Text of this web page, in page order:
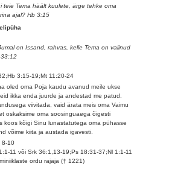
teie Tema häält kuulete, ärge tehke oma
ajal? Hb 3:15
on Issand, rahvas, kelle Tema on valinud
3:15-19;Mt 11:20-24
oled oma Poja kaudu avanud meile ukse
ikka enda juurde ja andestad me patud.
viivitada, vaid ärata meis oma Vaimu
oskaksime oma soosinguaega õigesti
koos kõigi Sinu lunastatutega oma pühasse
võime kiita ja austada igavesti.
8-10
11 või Srk 36:1,13-19;Ps 18:31-37;Nl 1:1-11
ordu rajaja († 1221)